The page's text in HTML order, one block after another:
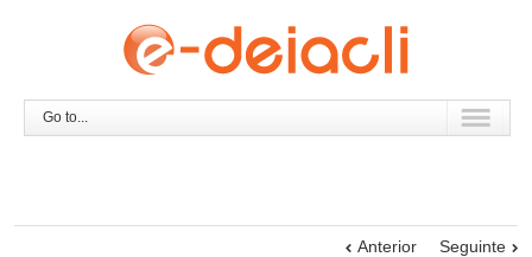
Go to...
Anterior Seguinte